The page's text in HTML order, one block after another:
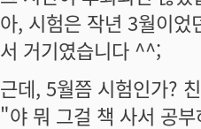
아, 시험은 작년 3월이었
서 거기였습니다 ^^;
근데, 5월쯤 시험인가?
"야 뭐 그걸 책 사서 공